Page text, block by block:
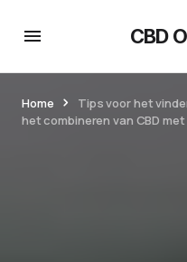
CBD
Home
Tips voor het
het combineren van CBD